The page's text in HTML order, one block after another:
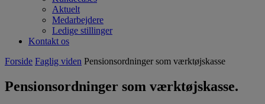
Aktuelt
Medarbejdere
Ledige stillinger
Kontakt os
Forside Faglig viden Pensionsordninger som værktøjskasse
Pensionsordninger som værktøjskasse.